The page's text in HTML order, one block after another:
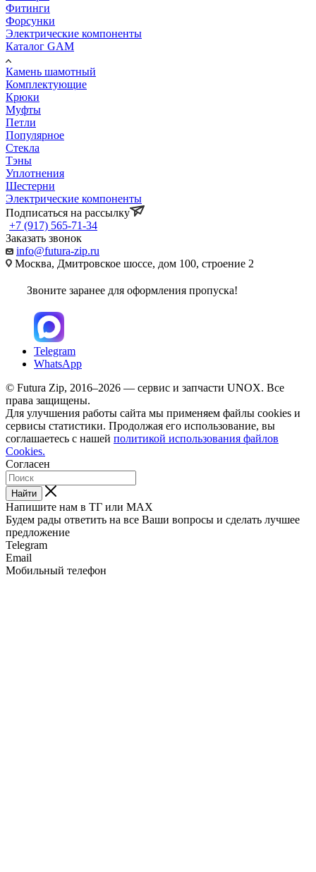
Фитинги
Форсунки
Электрические компоненты
Каталог GAM
Камень шамотный
Комплектующие
Крюки
Муфты
Петли
Популярное
Стекла
Тэны
Уплотнения
Шестерни
Электрические компоненты
Подписаться на рассылку
+7 (917) 565-71-34
Заказать звонок
info@futura-zip.ru
Москва, Дмитровское шоссе, дом 100, строение 2
Звоните заранее для оформления пропуска!
Telegram
WhatsApp
© Futura Zip, 2016–2026 — сервис и запчасти UNOX. Все
права защищены.
Для улучшения работы сайта мы применяем файлы cookies и
сервисы статистики. Продолжая его использование, вы
соглашаетесь с нашей политикой использования файлов
Cookies.
Согласен
Найти
Напишите нам в ТГ или MAX
Будем рады ответить на все Ваши вопросы и сделать лучшее
предложение
Telegram
Email
Мобильный телефон